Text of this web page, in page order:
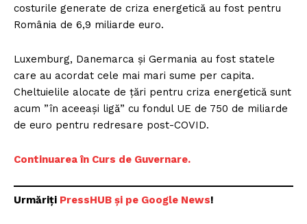
costurile generate de criza energetică au fost pentru
România de 6,9 miliarde euro.
Luxemburg, Danemarca și Germania au fost statele
care au acordat cele mai mari sume per capita.
Cheltuielile alocate de țări pentru criza energetică sunt
acum ”în aceeași ligă” cu fondul UE de 750 de miliarde
de euro pentru redresare post-COVID.
Continuarea în Curs de Guvernare.
Urmăriți PressHUB și pe Google News!